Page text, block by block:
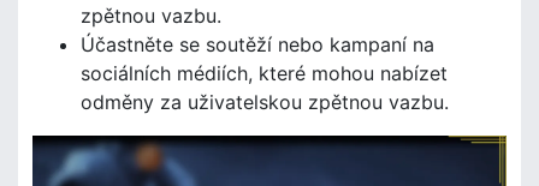
zpětnou vazbu.
Účastněte se soutěží nebo kampaní na
sociálních médiích, které mohou nabízet
odměny za uživatelskou zpětnou vazbu.